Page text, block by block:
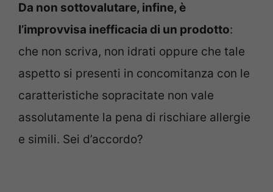
Da non sottovalutare, infine, è
l’improvvisa inefficacia di un prodotto:
che non scriva, non idrati oppure che tale
aspetto si presenti in concomitanza con le
caratteristiche sopracitate non vale
assolutamente la pena di rischiare allergie
e simili. Sei d’accordo?